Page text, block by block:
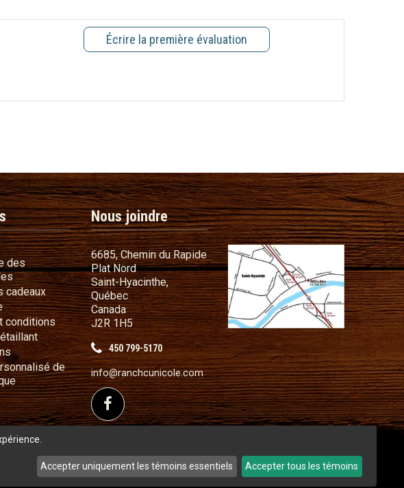
Écrire la première évaluation
des
Historique des commandes
cadeauxCertificats cadeaux
Vie privée
conditionsTermes et conditions
Devenir détaillant
Instructions
de
Pliage personnalisé de fil métallique
Nous joindre
6685, Chemin du Rapide
Plat Nord
Saint-Hyacinthe,
Québec
Canada
J2R 1H5
450 799-5170
info@ranchcunicole.com
Suivez-nous sur Facebook
Accepter uniquement les témoins essentiels Accepter tous les témoins